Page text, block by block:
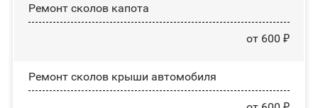
Ремонт сколов капота
от 600 ₽
Ремонт сколов крыши автомобиля